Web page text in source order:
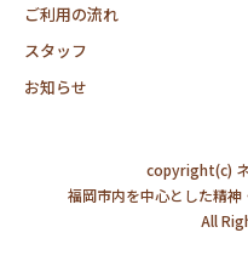
ご利用の流れ
スタッフ
お知らせ
copyright(c)
福岡市内を中心とした精
All